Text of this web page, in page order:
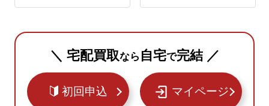
＼ 宅配買取なら 自宅で完結 ／
初回申込 マイページ